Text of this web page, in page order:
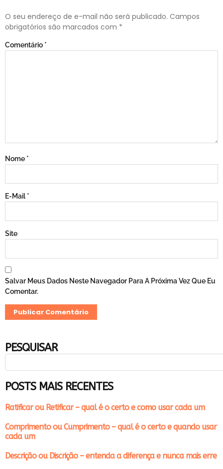
O seu endereço de e-mail não será publicado. Campos
obrigatórios são marcados com *
Comentário *
Nome *
E-Mail *
Site
Salvar Meus Dados Neste Navegador Para A Próxima Vez Que Eu
Comentar.
PESQUISAR
POSTS MAIS RECENTES
Ratificar ou Retificar – qual é o certo e como usar cada um
Comprimento ou Cumprimento – qual é o certo e quando usar
cada um
Descrição ou Discrição – entenda a diferença e nunca mais erre